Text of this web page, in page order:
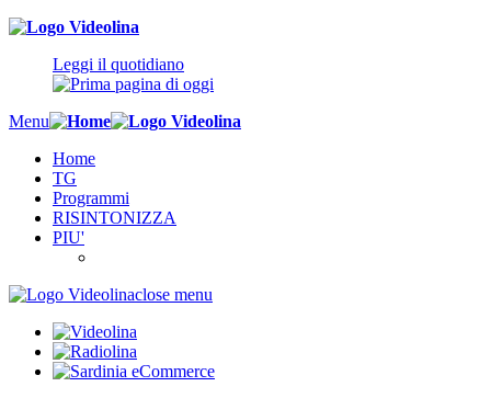
Leggi il quotidiano
Menu
Home
TG
Programmi
RISINTONIZZA
PIU'
close menu